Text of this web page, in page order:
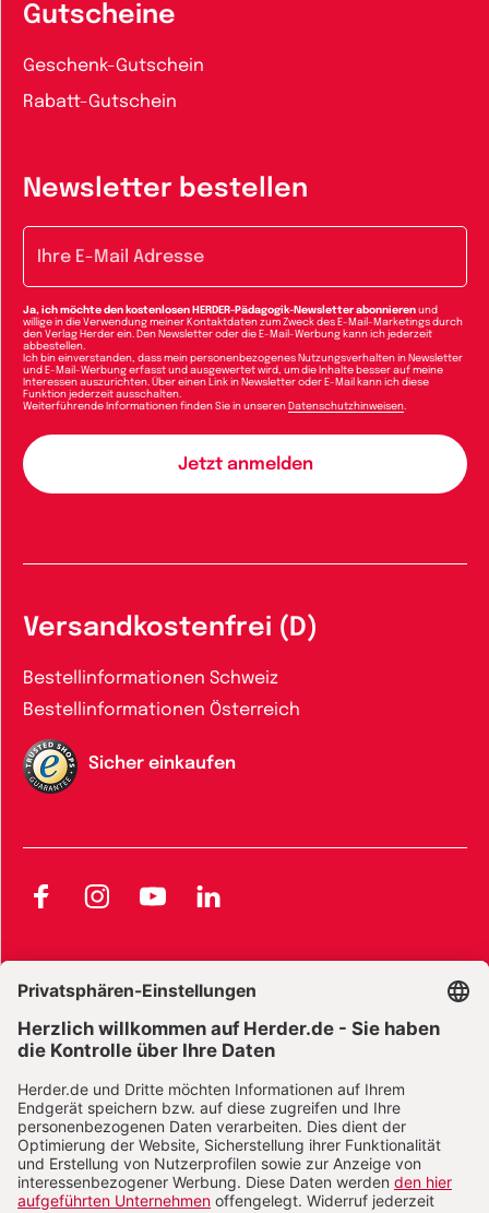
Gutscheine
Geschenk-Gutschein
Rabatt-Gutschein
Newsletter bestellen
Ja, ich möchte den kostenlosen HERDER-Pädagogik-Newsletter abonnieren und
willige in die Verwendung meiner Kontaktdaten zum Zweck des E-Mail-Marketings durch
den Verlag Herder ein. Den Newsletter oder die E-Mail-Werbung kann ich jederzeit
abbestellen.
Ich bin einverstanden, dass mein personenbezogenes Nutzungsverhalten in Newsletter
und E-Mail-Werbung erfasst und ausgewertet wird, um die Inhalte besser auf meine
Interessen auszurichten. Über einen Link in Newsletter oder E-Mail kann ich diese
Funktion jederzeit ausschalten.
Weiterführende Informationen finden Sie in unseren Datenschutzhinweisen.
Versandkostenfrei (D)
Bestellinformationen Schweiz
Bestellinformationen Österreich
Sicher einkaufen
FacebookInstagramYouTubeLinkedIn
Widerrufsbelehrung E-Books
Widerrufsbelehrung Zeitschriften Datenschutz
Datenschutz Social Media Barrierefreiheit
Vertrag widerrufen